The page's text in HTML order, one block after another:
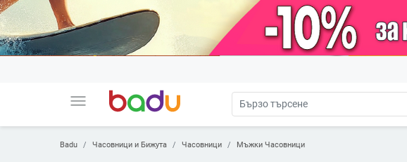
menu
Badu Часовници и Бижута Часовници Мъжки Часовници